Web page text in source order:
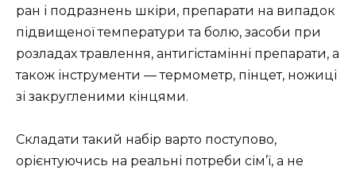
ран і подразнень шкіри, препарати на випадок
підвищеної температури та болю, засоби при
розладах травлення, антигістамінні препарати, а
також інструменти — термометр, пінцет, ножиці
зі закругленими кінцями.
Складати такий набір варто поступово,
орієнтуючись на реальні потреби сім’ї, а не